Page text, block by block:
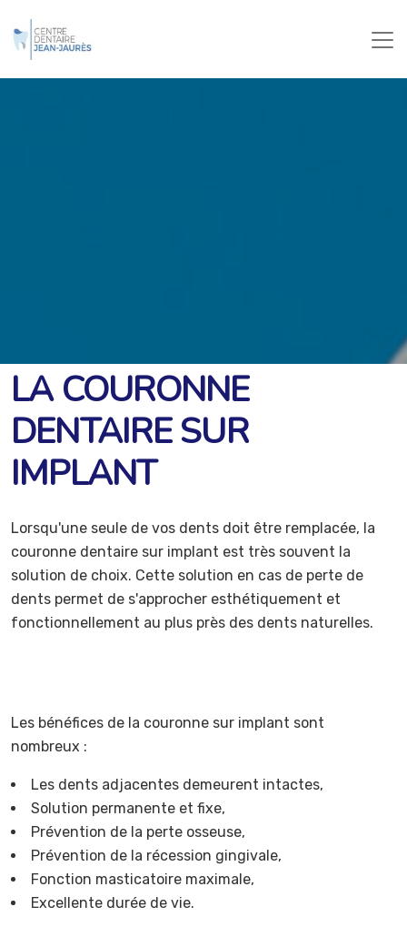
LA COURONNE
DENTAIRE SUR
IMPLANT
Lorsqu'une seule de vos dents doit être remplacée, la
couronne dentaire sur implant est très souvent la
solution de choix. Cette solution en cas de perte de
dents permet de s'approcher esthétiquement et
fonctionnellement au plus près des dents naturelles.
Les bénéfices de la couronne sur implant sont
nombreux :
Les dents adjacentes demeurent intactes,
Solution permanente et fixe,
Prévention de la perte osseuse,
Prévention de la récession gingivale,
Fonction masticatoire maximale,
Excellente durée de vie.